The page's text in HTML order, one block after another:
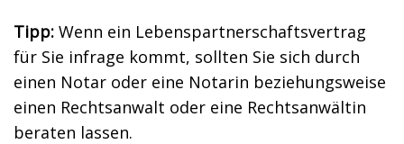
Tipp: Wenn ein Lebenspartnerschaftsvertrag
für Sie infrage kommt, sollten Sie sich durch
einen Notar oder eine Notarin beziehungsweise
einen Rechtsanwalt oder eine Rechtsanwältin
beraten lassen.